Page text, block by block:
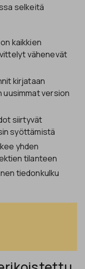
selkeitä
kaikkien
vähenevät
kirjataan
uusimmat version
siirtyvät
syöttämistä
yhden
tilanteen
tiedonkulku